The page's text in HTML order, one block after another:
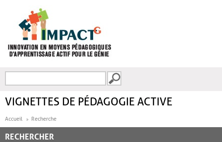
FORMULAIRE DE
VIGNETTES DE PÉDAGOGIE ACTIVE
Accueil Recherche
RECHERCHER